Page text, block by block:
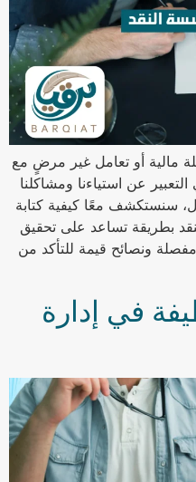
مالية أو تعامل غير مرضٍ مع
عن استياءنا ومشاكلنا
سنستكشف معًا كيفية كتابة
بطريقة تساعد على تحقيق
ونصائح قيمة للتأكد من
في إدارة